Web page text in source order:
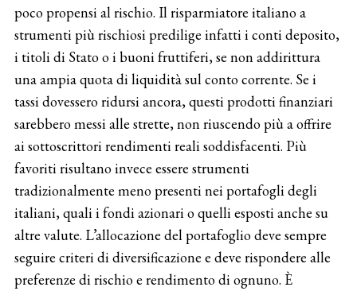
poco propensi al rischio. Il risparmiatore italiano a
strumenti più rischiosi predilige infatti i conti deposito,
i titoli di Stato o i buoni fruttiferi, se non addirittura
una ampia quota di liquidità sul conto corrente. Se i
tassi dovessero ridursi ancora, questi prodotti finanziari
sarebbero messi alle strette, non riuscendo più a offrire
ai sottoscrittori rendimenti reali soddisfacenti. Più
favoriti risultano invece essere strumenti
tradizionalmente meno presenti nei portafogli degli
italiani, quali i fondi azionari o quelli esposti anche su
altre valute. L’allocazione del portafoglio deve sempre
seguire criteri di diversificazione e deve rispondere alle
preferenze di rischio e rendimento di ognuno. È